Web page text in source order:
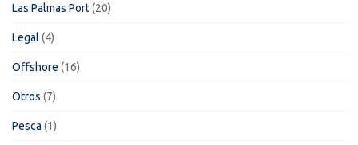
Las Palmas Port(20)
Legal (4)
Offshore (16)
Otros (7)
Pesca (1)